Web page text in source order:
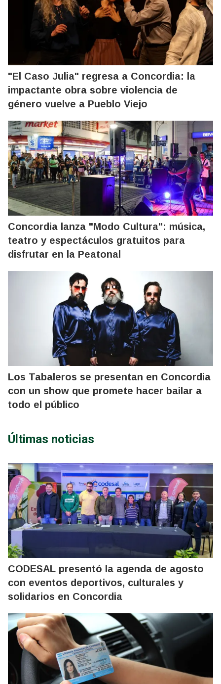
"El Caso Julia" regresa a Concordia: la
impactante obra sobre violencia de
género vuelve a Pueblo Viejo
Concordia lanza "Modo Cultura": música,
teatro y espectáculos gratuitos para
disfrutar en la Peatonal
Los Tabaleros se presentan en Concordia
con un show que promete hacer bailar a
todo el público
Últimas noticias
CODESAL presentó la agenda de agosto
con eventos deportivos, culturales y
solidarios en Concordia